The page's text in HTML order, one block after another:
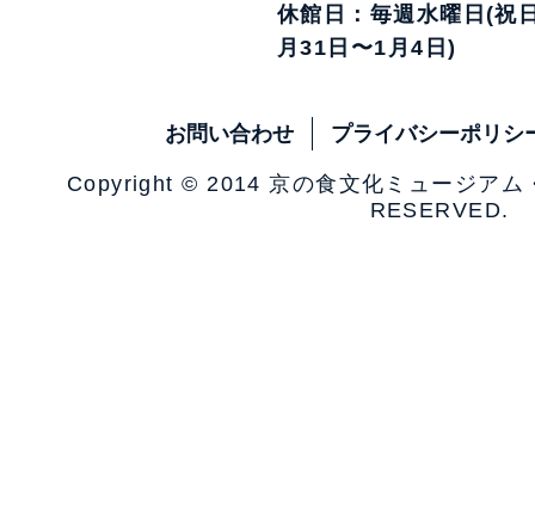
休館日：毎週水曜日(祝
月31日〜1月4日)
お問い合わせ プライバシーポリシ
Copyright © 2014 京の食文化ミュージア
RESERVED.